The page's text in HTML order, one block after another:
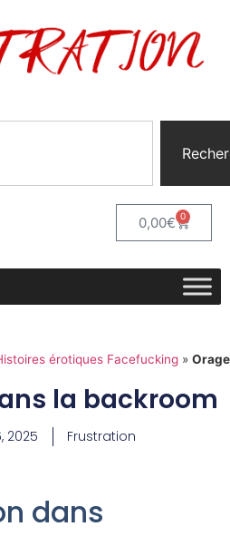
0,00€ 0
érotiques Facefucking » Orage
la backroom
2025 Frustration
dans